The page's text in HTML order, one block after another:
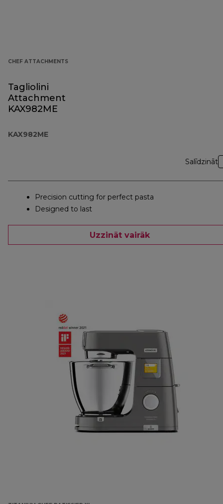
CHEF ATTACHMENTS
Tagliolini
Attachment
KAX982ME
KAX982ME
Salīdzināt
Precision cutting for perfect pasta
Designed to last
Uzzināt vairāk